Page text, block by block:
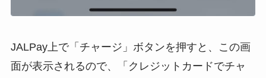
JALPay上で「チャージ」ボタンを押すと、この画
面が表示されるので、「クレジットカードでチャ